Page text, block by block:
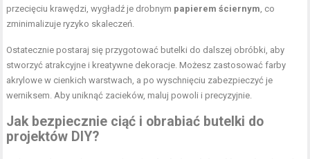
przecięciu krawędzi, wygładź je drobnym papierem ściernym, co
zminimalizuje ryzyko skaleczeń.
Ostatecznie postaraj się przygotować butelki do dalszej obróbki, aby
stworzyć atrakcyjne i kreatywne dekoracje. Możesz zastosować farby
akrylowe w cienkich warstwach, a po wyschnięciu zabezpieczyć je
werniksem. Aby uniknąć zacieków, maluj powoli i precyzyjnie.
Jak bezpiecznie ciąć i obrabiać butelki do
projektów DIY?